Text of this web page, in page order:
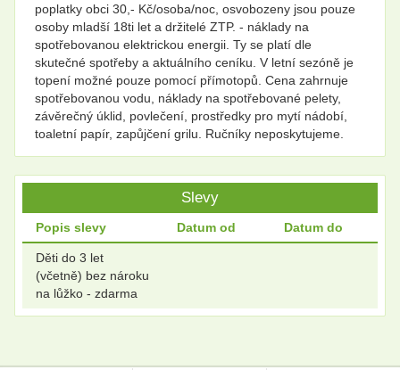
poplatky obci 30,- Kč/osoba/noc, osvobozeny jsou pouze
osoby mladší 18ti let a držitelé ZTP. - náklady na
spotřebovanou elektrickou energii. Ty se platí dle
skutečné spotřeby a aktuálního ceníku. V letní sezóně je
topení možné pouze pomocí přímotopů. Cena zahrnuje
spotřebovanou vodu, náklady na spotřebované pelety,
závěrečný úklid, povlečení, prostředky pro mytí nádobí,
toaletní papír, zapůjčení grilu. Ručníky neposkytujeme.
Slevy
Popis slevy Datum od Datum do
Děti do 3 let
(včetně) bez nároku
na lůžko - zdarma